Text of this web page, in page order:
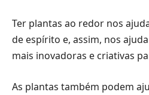
Ter plantas ao redor nos
de espírito e, assim, nos
mais inovadoras e criativas
As plantas também podem